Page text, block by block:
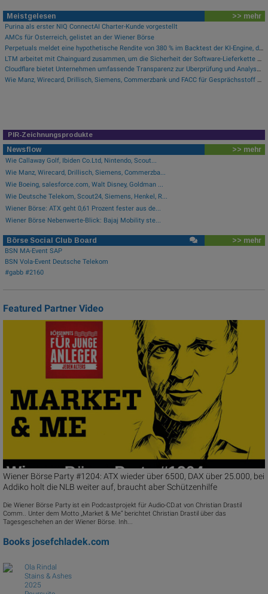
Meistgelesen >> mehr
Purina als erster NIQ ConnectAI Charter-Kunde vorgestellt
AMCs für Österreich, gelistet an der Wiener Börse
Perpetuals meldet eine hypothetische Rendite von 380 % im Backtest der KI-Engine, die die risikofreie Handelsplattform „UpsideOnly“ antreibt
Cloudflare bietet Unternehmen umfassende Transparenz zur Überprüfung und Analyse des KI-Einsatzes
Wie Manz, Wirecard, Drillisch, Siemens, Commerzbank und FACC für Gesprächsstoff sorgten
PIR-Zeichnungsprodukte
Newsflow >> mehr
Wie Callaway Golf, Ibiden Co.Ltd, Nintendo, Scout...
Wie Manz, Wirecard, Drillisch, Siemens, Commerzba...
Wie Boeing, salesforce.com, Walt Disney, Goldman ...
Wie Deutsche Telekom, Scout24, Siemens, Henkel, R...
Wiener Börse: ATX geht 0,61 Prozent fester aus de...
Wiener Börse Nebenwerte-Blick: Bajaj Mobility ste...
Börse Social Club Board >> mehr
BSN MA-Event SAP
BSN Vola-Event Deutsche Telekom
#gabb #2160
Featured Partner Video
Wiener Börse Party #1204: ATX wieder über 6500, DAX über 25.000, bei
Addiko holt die NLB weiter auf, braucht aber Schützenhilfe
Die Wiener Börse Party ist ein Podcastprojekt für Audio-CD.at von Christian Drastil
Comm.. Unter dem Motto „Market & Me“ berichtet Christian Drastil über das
Tagesgeschehen an der Wiener Börse. Inh...
Books josefchladek.com
Ola Rindal
Stains & Ashes
2025